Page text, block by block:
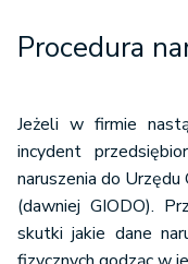
Procedura
Jeżeli w firmie
incydent
naruszenia do
(dawniej GIODO).
skutki jakie dane